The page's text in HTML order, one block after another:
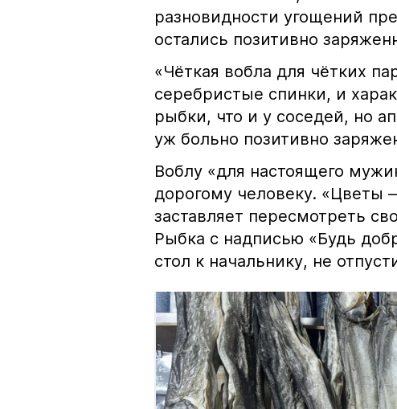
разновидности угощений
остались позитивно
«Чёткая вобла для чётких
серебристые спинки, и
рыбки, что и у соседей, но
уж больно позитивно
Воблу «для настоящего
дорогому человеку. «Цветы
заставляет пересмотреть
Рыбка с надписью «Будь
стол к начальнику, не